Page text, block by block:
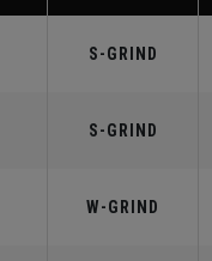
S-GRIND
S-GRIND
W-GRIND